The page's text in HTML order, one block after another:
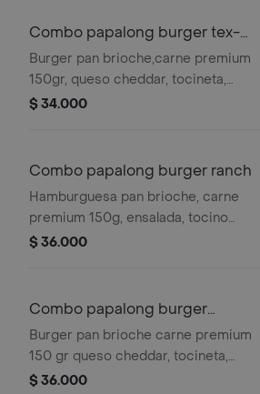
Combo papalong burger tex-
mex
Burger pan brioche,carne premium
150gr, queso cheddar, tocineta,
guacamole y jalapeños. salsa ajo y
$ 34.000
Combo papalong burger ranch
Hamburguesa pan brioche, carne
premium 150g, ensalada, tocino
ahumado y aros de cebolla. salsas
$ 36.000
Combo papalong burger
mozzarelli
Burger pan brioche carne premium
150 gr queso cheddar, tocineta,
pepinillos, queso crema philadelphia,2
$ 36.000